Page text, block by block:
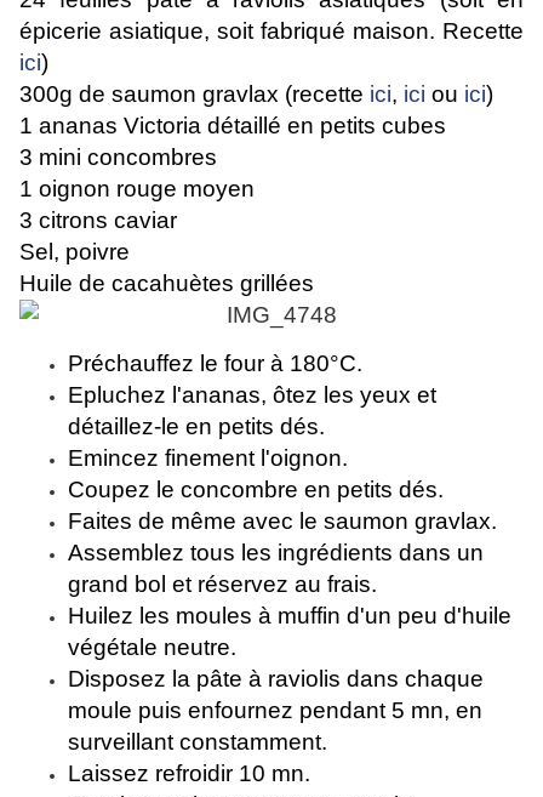
épicerie asiatique, soit fabriqué maison. Recette
ici)
300g de saumon gravlax (recette ici, ici ou ici)
1 ananas Victoria détaillé en petits cubes
3 mini concombres
1 oignon rouge moyen
3 citrons caviar
Sel, poivre
Huile de cacahuètes grillées
Préchauffez le four à 180°C.
Epluchez l'ananas, ôtez les yeux et
détaillez-le en petits dés.
Emincez finement l'oignon.
Coupez le concombre en petits dés.
Faites de même avec le saumon gravlax.
Assemblez tous les ingrédients dans un
grand bol et réservez au frais.
Huilez les moules à muffin d'un peu d'huile
végétale neutre.
Disposez la pâte à raviolis dans chaque
moule puis enfournez pendant 5 mn, en
surveillant constamment.
Laissez refroidir 10 mn.